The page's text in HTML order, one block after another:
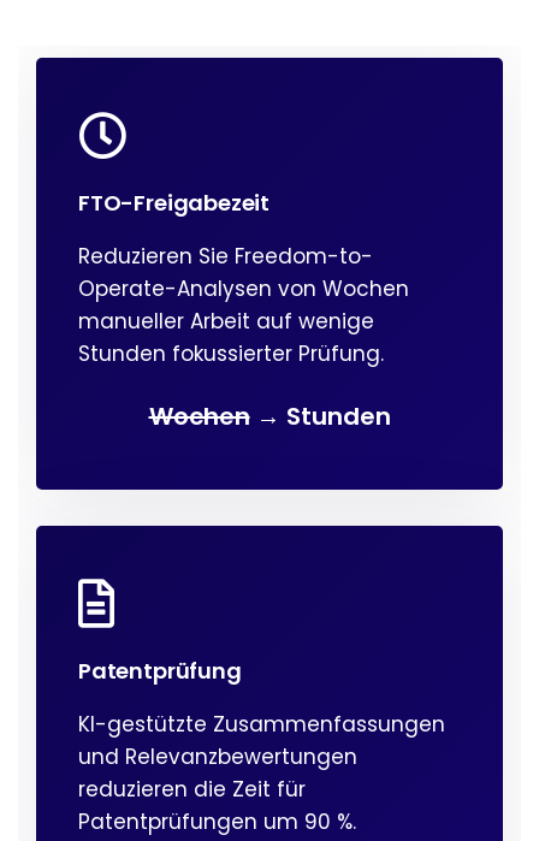
FTO-Freigabezeit
Reduzieren Sie Freedom-to-
Operate-Analysen von Wochen
manueller Arbeit auf wenige
Stunden fokussierter Prüfung.
Wochen→ Stunden
Patentprüfung
KI-gestützte Zusammenfassungen
und Relevanzbewertungen
reduzieren die Zeit für
Patentprüfungen um 90 %.